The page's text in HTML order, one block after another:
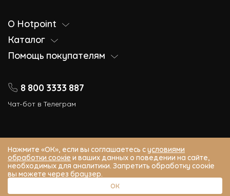
О Hotpoint
Каталог
Помощь покупателям
8 800 3333 887
Чат-бот в Телеграм
© 2026 Hotpoint (Хотпоинт) – Официальный сайт. Все права защищены.
г. Москва, Ленинградский пр-кт, д. 15, стр. 10, этаж 1
service@ihpappliances.ru
Нажмите «ОК», если вы соглашаетесь сусловиями
обработки соокіеи ваших данных о поведении на сайте,
необходимых для аналитики. Запретить обработку соокіе
вы можете через браузер.
ОК